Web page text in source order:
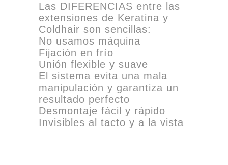
Las DIFERENCIAS entre las
extensiones de Keratina y
Coldhair son sencillas:
No usamos máquina
Fijación en frío
Unión flexible y suave
El sistema evita una mala
manipulación y garantiza un
resultado perfecto
Desmontaje fácil y rápido
Invisibles al tacto y a la vista